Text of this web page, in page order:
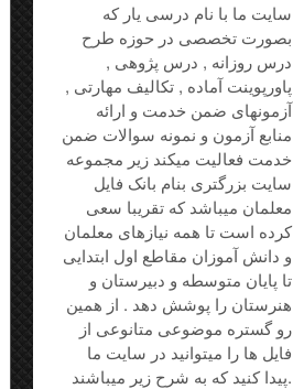
سایت ما با نام درسی یار که
بصورت تخصصی در حوزه طرح
درس روزانه , درس پژوهی ,
پاورپوینت آماده , تکالیف مهارتی ,
آزمونهای ضمن خدمت و ارائه
منابع آزمون و نمونه سوالات ضمن
خدمت فعالیت میکند زیر مجموعه
سایت بزرگتری بنام بانک فایل
معلمان میباشد که تقریبا سعی
کرده است تا همه نیازهای معلمان
و دانش آموزان مقاطع اول ابتدایی
تا پایان متوسطه و دبیرستان و
هنرستان را پوشش دهد . از همین
رو گستره موضوعی متانوعی از
فایل ها را میتوانید در سایت ما
پیدا کنید که به شرح زیر میباشند.